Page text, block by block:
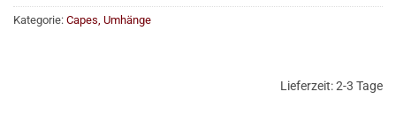
Kategorie: Capes, Umhänge
Lieferzeit:2-3 Tage